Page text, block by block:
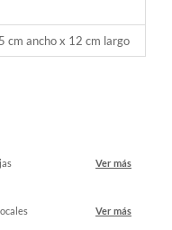
cm ancho x 12 cm largo
Ver más
Ver más